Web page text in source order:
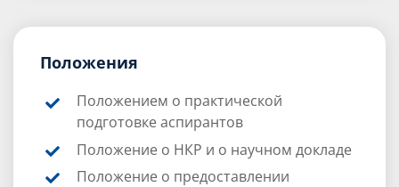
Положения
Положением о практической
подготовке аспирантов
Положение о НКР и о научном докладе
Положение о предоставлении